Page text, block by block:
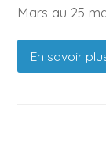
Mars au 25
En savoir